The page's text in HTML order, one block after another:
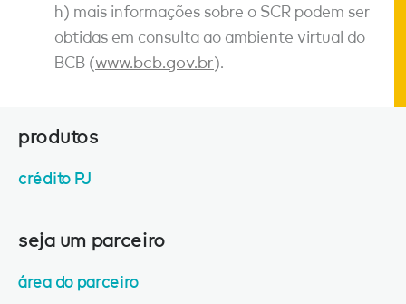
h) mais informações sobre o SCR podem ser
obtidas em consulta ao ambiente virtual do
BCB (www.bcb.gov.br).
produtos
crédito PJ
seja um parceiro
área do parceiro